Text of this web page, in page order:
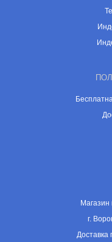
Магазин
г.
Доставка